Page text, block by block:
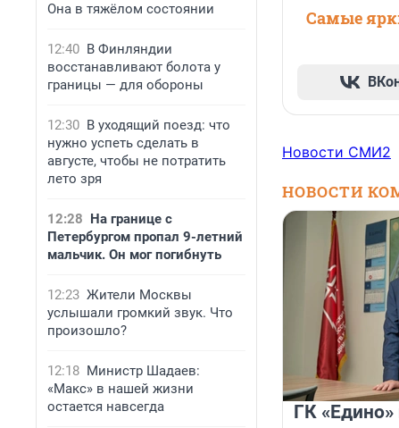
Она в тяжёлом состоянии
12:40 В Финляндии
восстанавливают болота у
границы — для обороны
12:30 В уходящий поезд: что
нужно успеть сделать в
августе, чтобы не потратить
лето зря
12:28 На границе с
Петербургом пропал 9-летний
мальчик. Он мог погибнуть
12:23 Жители Москвы
услышали громкий звук. Что
произошло?
12:18 Министр Шадаев:
«Макс» в нашей жизни
остается навсегда
Самые
Новости СМИ2
НОВОСТИ
ГК